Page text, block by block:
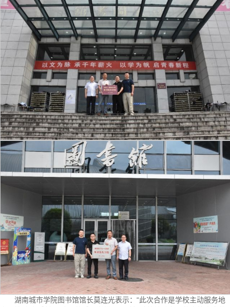
湖南城市学院图书馆馆长莫连光表示：“此次合作是学校主动服务地